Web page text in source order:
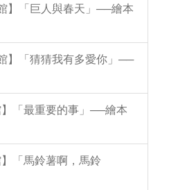
】「巨人與春天」──繪本
】「猜猜我有多愛你」──
「最重要的事」──繪本
「馬鈴薯啊，馬鈴